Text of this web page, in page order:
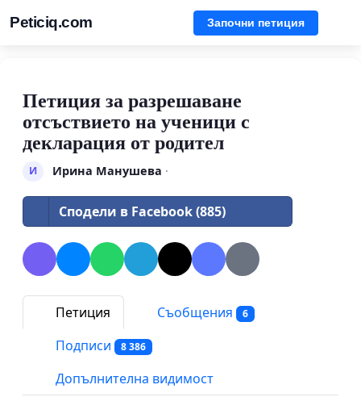
Peticiq.com Започни петиция
Петиция за разрешаване
отсъствието на ученици с
декларация от родител
И Ирина Манушева ·
Сподели в Facebook (885)
Петиция Съобщения 6
Подписи 8 386
Допълнителна видимост